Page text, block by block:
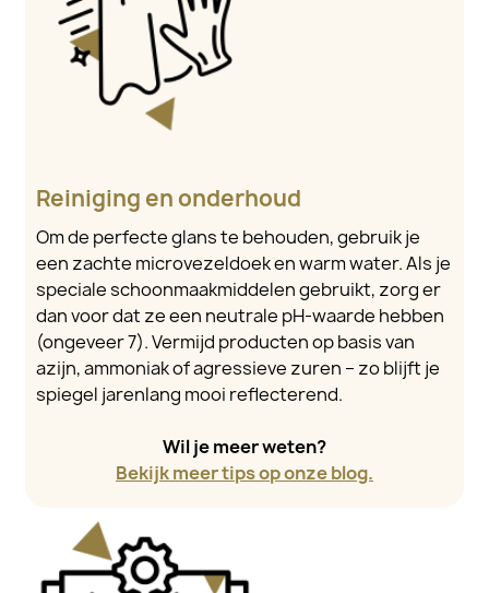
Reiniging en onderhoud
Om de perfecte glans te behouden, gebruik je
een zachte microvezeldoek en warm water. Als je
speciale schoonmaakmiddelen gebruikt, zorg er
dan voor dat ze een neutrale pH-waarde hebben
(ongeveer 7). Vermijd producten op basis van
azijn, ammoniak of agressieve zuren – zo blijft je
spiegel jarenlang mooi reflecterend.
Wil je meer weten?
Bekijk meer tips op onze blog.